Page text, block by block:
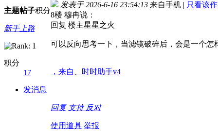
主题帖子积分
新手上路
积分
17
发消息
发表于 2026-6-16 23:54:13 来自手机 | 只看该
8楼 穆冉说：
回复 楼主星星之火
可以反向思考一下，当滤镜破碎后，会是一个怎
，来自、时时助手v4
回复 支持 反对
使用道具 举报